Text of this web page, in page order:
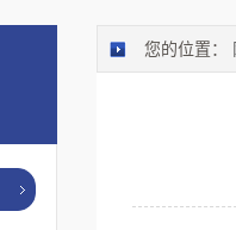
您的位置：